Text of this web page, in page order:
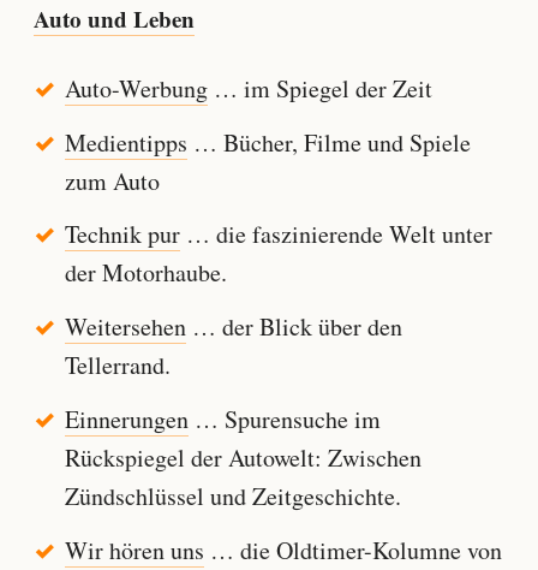
Auto und Leben
Auto-Werbung… im Spiegel der Zeit
Medientipps … Bücher, Filme und Spiele
zum Auto
Technik pur… die faszinierende Welt unter
der Motorhaube.
Weitersehen… der Blick über den
Tellerrand.
Einnerungen… Spurensuche im
Rückspiegel der Autowelt: Zwischen
Zündschlüssel und Zeitgeschichte.
Wir hören uns … die Oldtimer-Kolumne von